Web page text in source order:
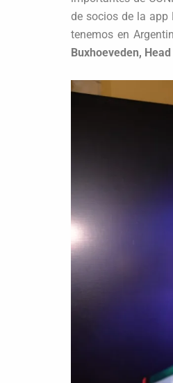
de socios de la app
tenemos en
Buxhoeveden,